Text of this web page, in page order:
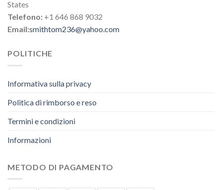
States
Telefono: +1 646 868 9032
Email:smithtom236@yahoo.com
POLITICHE
Informativa sulla privacy
Politica di rimborso e reso
Termini e condizioni
Informazioni
METODO DI PAGAMENTO